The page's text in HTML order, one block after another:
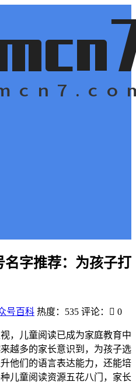
字推荐：为孩子打
号百科 热度：535 评论： 0
，儿童阅读已成为家庭教育中
越多的家长意识到，为孩子选
他们的语言表达能力，还能培
儿童阅读资源五花八门，家长